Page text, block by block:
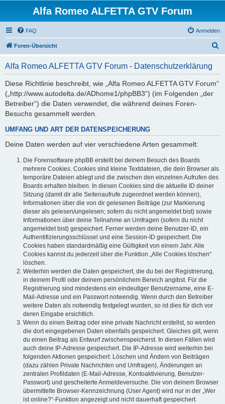
Alfa Romeo ALFETTA GTV Forum
FAQ Anmelden
Foren-Übersicht
Alfa Romeo ALFETTA GTV Forum - Datenschutzerklärung
Diese Richtlinie beschreibt, wie „Alfa Romeo ALFETTA GTV Forum“
(„http://www.autodelta.de/ADhome1/phpBB3“) (im Folgenden „der
Betreiber“) die Daten verwendet, die während deines Foren-
Besuchs gesammelt werden.
UMFANG UND ART DER DATENSPEICHERUNG
Deine Daten werden auf vier verschiedene Arten gesammelt:
Die Forensoftware phpBB erstellt bei deinem Besuch des Boards
mehrere Cookies. Cookies sind kleine Textdateien, die dein Browser als
temporäre Dateien ablegt und die zwischen den einzelnen Aufrufen des
Boards erhalten bleiben. In diesen Cookies sind die aktuelle ID deiner
Sitzung (damit dir alle Seitenaufrufe zugeordnet werden können),
Informationen über die von dir gelesenen Beiträge (zur Markierung
dieser als gelesen/ungelesen; sofern du nicht angemeldet bist) sowie
Informationen über deine Teilnahme an Umfragen (sofern du nicht
angemeldet bist) gespeichert. Ferner werden deine Benutzer-ID, ein
Authentifizierungsschlüssel und eine Session-ID gespeichert. Die
Cookies haben standardmäßig eine Gültigkeit von einem Jahr. Alle
Cookies kannst du jederzeit über die Funktion „Alle Cookies löschen“
löschen.
Weiterhin werden die Daten gespeichert, die du bei der Registrierung,
in deinem Profil oder deinem persönlichem Bereich angibst. Für die
Registrierung sind mindestens ein eindeutiger Benutzername, eine E-
Mail-Adresse und ein Passwort notwendig. Wenn durch den Betreiber
weitere Daten als notwendig festgelegt wurden, so ist dies für dich vor
deren Eingabe ersichtlich.
Wenn du einen Beitrag oder eine private Nachricht erstellst, so werden
die dort eingegebenen Daten ebenfalls gespeichert. Gleiches gilt, wenn
du einen Beitrag als Entwurf zwischenspeicherst. In diesen Fällen wird
auch deine IP-Adresse gespeichert. Die IP-Adresse wird weiterhin bei
folgenden Aktionen gespeichert: Löschen und Ändern von Beiträgen
(dazu zählen Private Nachrichten und Umfragen), Änderungen an
zentralen Profildaten (E-Mail-Adresse, Kontoaktivierung, Benutzer-
Passwort) und gescheiterte Anmeldeversuche. Die von deinem Browser
übermittelte Browser-Kennzeichnung (User Agent) wird nur in der „Wer
ist online?“-Funktion angezeigt und nicht dauerhaft gespeichert.